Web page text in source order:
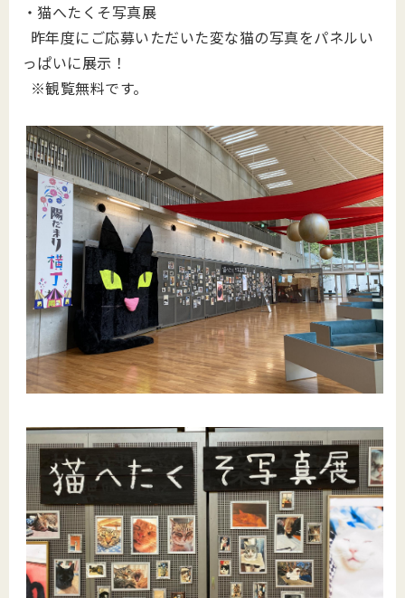
・猫へたくそ写真展
昨年度にご応募いただいた変な猫の写真をパネルい
っぱいに展示！
※観覧無料です。